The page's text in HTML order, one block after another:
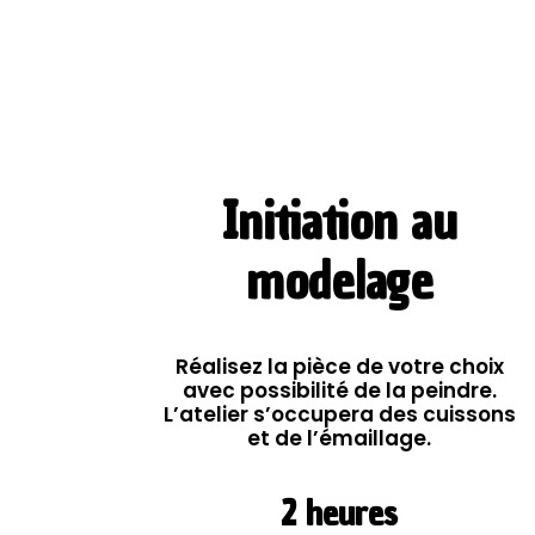
Initiation au
modelage
Réalisez la pièce de votre choix
avec possibilité de la peindre.
L’atelier s’occupera des cuissons
et de l’émaillage.
2 heures